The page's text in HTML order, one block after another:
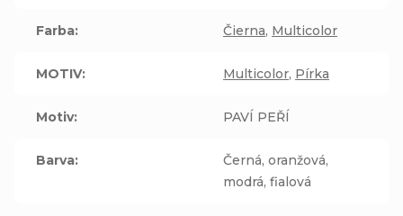
Farba: Čierna, Multicolor
MOTIV: Multicolor, Pírka
Motiv: PAVÍ PEŘÍ
Barva:
Černá, oranžová,
modrá, fialová